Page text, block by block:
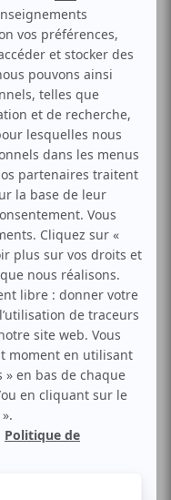
aura une offre promo
et poignant que
frère de cœur,
une fois de plus au